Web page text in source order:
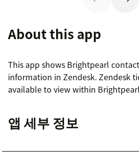
About this app
This app shows Brightpearl
information in Zendesk. Zendesk
available to view within
앱 세부 정보